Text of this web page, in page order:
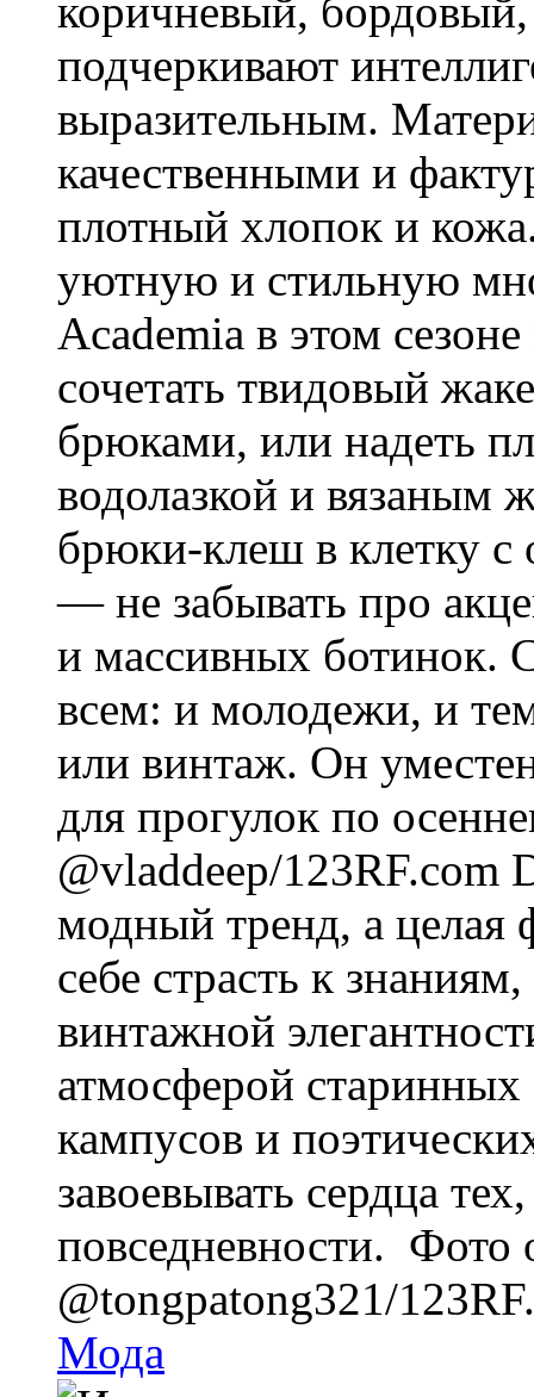
коричневый,
подчеркивают
выразительным.
качественными и
плотный хлопок и
уютную и стильную
Academia в этом
сочетать твидовый
брюками, или надеть
водолазкой и
брюки-клеш в клетку с
— не забывать про
и массивных ботинок.
всем: и молодежи, и
или винтаж. Он
для прогулок по
@vladdeep/123RF.com
модный тренд, а целая
себе страсть к
винтажной
атмосферой старинных
кампусов и
завоевывать сердца
повседневности. Фото
@tongpatong321/
Мода